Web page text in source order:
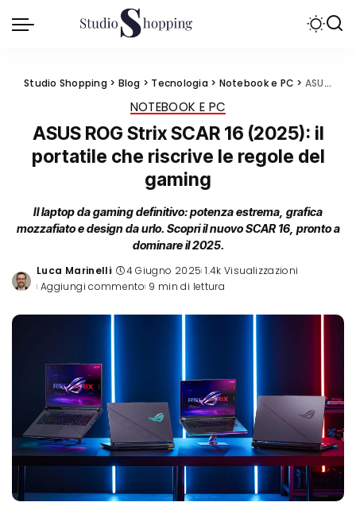
Studio Shopping > Blog > Tecnologia > Notebook e PC > ASUS ROG Strix SCAR 16 (2025): il portatile che riscrive le regole del gaming
NOTEBOOK E PC
ASUS ROG Strix SCAR 16 (2025): il
portatile che riscrive le regole del
gaming
Il laptop da gaming definitivo: potenza estrema, grafica
mozzafiato e design da urlo. Scopri il nuovo SCAR 16, pronto a
dominare il 2025.
Posted
by
Luca Marinelli 4 Giugno 2025 1.4k Visualizzazioni
Aggiungi commento 9 min di lettura